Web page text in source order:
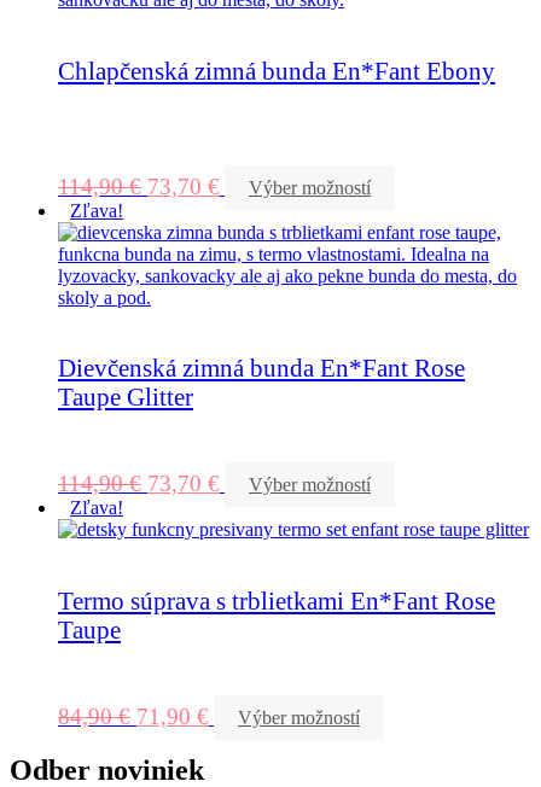
Chlapčenská zimná bunda En*Fant Ebony
114,90€ 73,70 €
Výber možností
Zľava!
Dievčenská zimná bunda En*Fant Rose
Taupe Glitter
114,90€ 73,70 €
Výber možností
Zľava!
Termo súprava s trblietkami En*Fant Rose
Taupe
84,90€ 71,90 € Výber možností
Odber noviniek